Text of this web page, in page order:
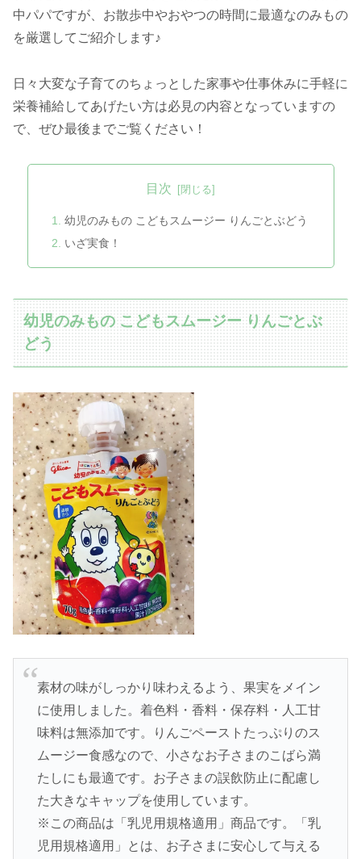
中パパですが、お散歩中やおやつの時間に最適なのみもの
を厳選してご紹介します♪
日々大変な子育てのちょっとした家事や仕事休みに手軽に
栄養補給してあげたい方は必見の内容となっていますの
で、ぜひ最後までご覧ください！
目次
幼児のみもの こどもスムージー りんごとぶどう
いざ実食！
幼児のみもの こどもスムージー りんごとぶ
どう
素材の味がしっかり味わえるよう、果実をメイン
に使用しました。着色料・香料・保存料・人工甘
味料は無添加です。りんごペーストたっぷりのス
ムージー食感なので、小さなお子さまのこばら満
たしにも最適です。お子さまの誤飲防止に配慮し
た大きなキャップを使用しています。
※この商品は「乳児用規格適用」商品です。「乳
児用規格適用」とは、お子さまに安心して与える